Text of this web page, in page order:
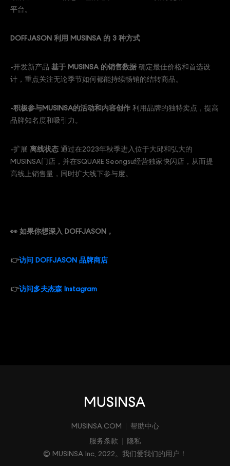
平台。
DOFFJASON 利用 MUSINSA 的 3 种方式
-开发新产品 基于 MUSINSA 的销售数据 确定最佳价格和首选设
计，重点关注无论季节如何都能持续畅销的结转商品。
-积极参与MUSINSA的活动和内容创作 利用品牌的独特卖点，提高
品牌知名度和吸引力。
-扩展 离线状态 通过在2023年秋季进入位于大邱和弘大的
MUSINSA门店，并在SQUARE Seongsu经营独家快闪店，从而提
高线上销售量，同时扩大线下参与度。
👀 如果你想深入 DOFFJASON，
👉访问 DOFFJASON 品牌商店
👉访问多夫杰森 Instagram
MUSINSA.COM 帮助中心
服务条款
隐私
© MUSINSA Inc. 2022。我们爱我们的用户！